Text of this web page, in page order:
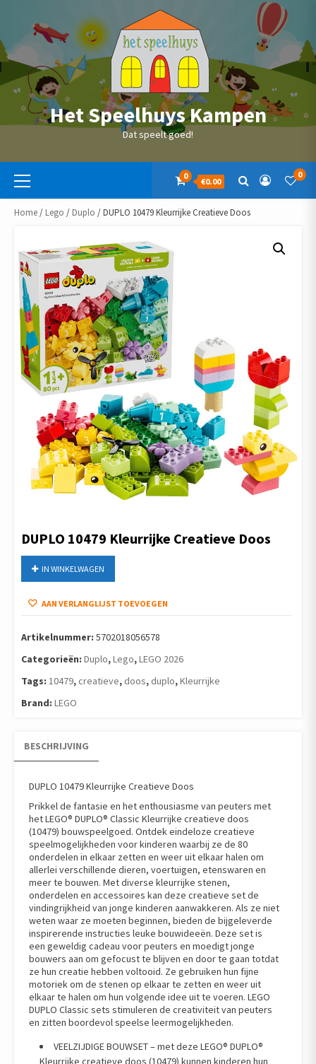
Het Speelhuys Kampen
Dat speelt goed!
Primaire
menu
0
€0.00
0
Home/ Lego / Duplo / DUPLO 10479 Kleurrijke Creatieve Doos
DUPLO 10479 Kleurrijke Creatieve Doos
IN WINKELWAGEN
AAN VERLANGLIJST TOEVOEGEN
Artikelnummer: 5702018056578
Categorieën: Duplo,Lego,LEGO 2026
Tags: 10479, creatieve, doos, duplo,Kleurrijke
Brand: LEGO
BESCHRIJVING
DUPLO 10479 Kleurrijke Creatieve Doos
Prikkel de fantasie en het enthousiasme van peuters met
het LEGO® DUPLO® Classic Kleurrijke creatieve doos
(10479) bouwspeelgoed. Ontdek eindeloze creatieve
speelmogelijkheden voor kinderen waarbij ze de 80
onderdelen in elkaar zetten en weer uit elkaar halen om
allerlei verschillende dieren, voertuigen, etenswaren en
meer te bouwen. Met diverse kleurrijke stenen,
onderdelen en accessoires kan deze creatieve set de
vindingrijkheid van jonge kinderen aanwakkeren. Als ze niet
weten waar ze moeten beginnen, bieden de bijgeleverde
inspirerende instructies leuke bouwideeën. Deze set is
een geweldig cadeau voor peuters en moedigt jonge
bouwers aan om gefocust te blijven en door te gaan totdat
ze hun creatie hebben voltooid. Ze gebruiken hun fijne
motoriek om de stenen op elkaar te zetten en weer uit
elkaar te halen om hun volgende idee uit te voeren. LEGO
DUPLO Classic sets stimuleren de creativiteit van peuters
en zitten boordevol speelse leermogelijkheden.
VEELZIJDIGE BOUWSET – met deze LEGO® DUPLO®
Kleurrijke creatieve doos (10479) kunnen kinderen hun